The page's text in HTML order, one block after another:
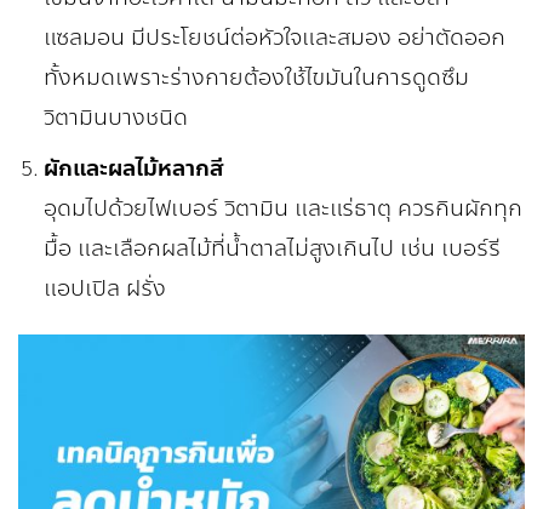
แซลมอน มีประโยชน์ต่อหัวใจและสมอง อย่าตัดออก
ทั้งหมดเพราะร่างกายต้องใช้ไขมันในการดูดซึม
วิตามินบางชนิด
ผักและผลไม้หลากสี
อุดมไปด้วยไฟเบอร์ วิตามิน และแร่ธาตุ ควรกินผักทุก
มื้อ และเลือกผลไม้ที่น้ำตาลไม่สูงเกินไป เช่น เบอร์รี
แอปเปิล ฝรั่ง